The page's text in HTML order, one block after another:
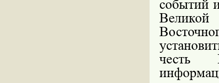
событий
честь